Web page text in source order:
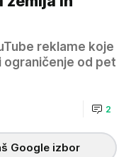
reklame koje
ograničenje od pet
2
Google izbor